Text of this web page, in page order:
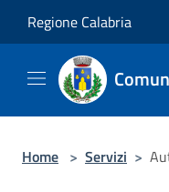
Regione Calabria
Home > Servizi >